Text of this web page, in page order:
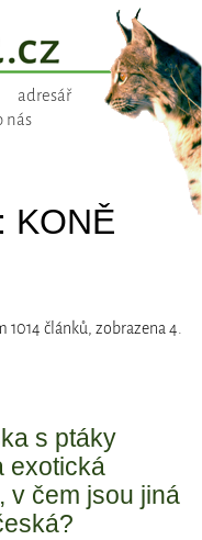
adresář
nás
KONĚ
1014 článků, zobrazena 4.
s ptáky
exotická
v čem jsou jiná